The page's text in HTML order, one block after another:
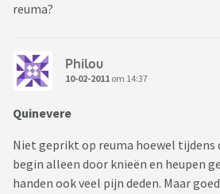
reuma?
Philou
10-02-2011 om 14:37
Quinevere
Niet geprikt op reuma hoewel
begin alleen door knieën en heupen
handen ook veel pijn deden. Maar